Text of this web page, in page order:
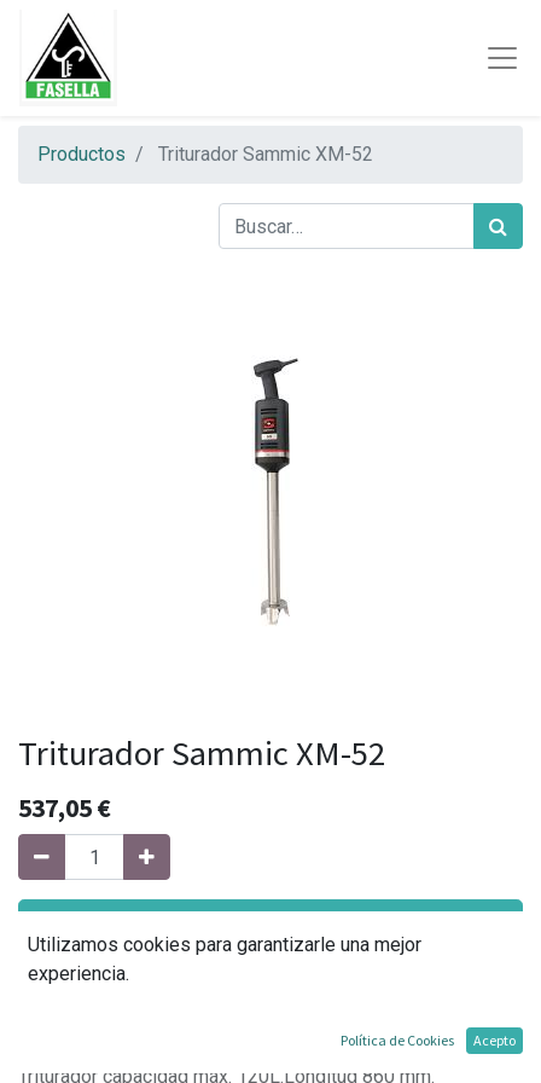
Productos Triturador Sammic XM-52
Triturador Sammic XM-52
537,05€
Triturador capacidad máx. 120L.Longitud 860 mm.
Utilizamos cookies para garantizarle una mejor
experiencia.
Política de Cookies Acepto